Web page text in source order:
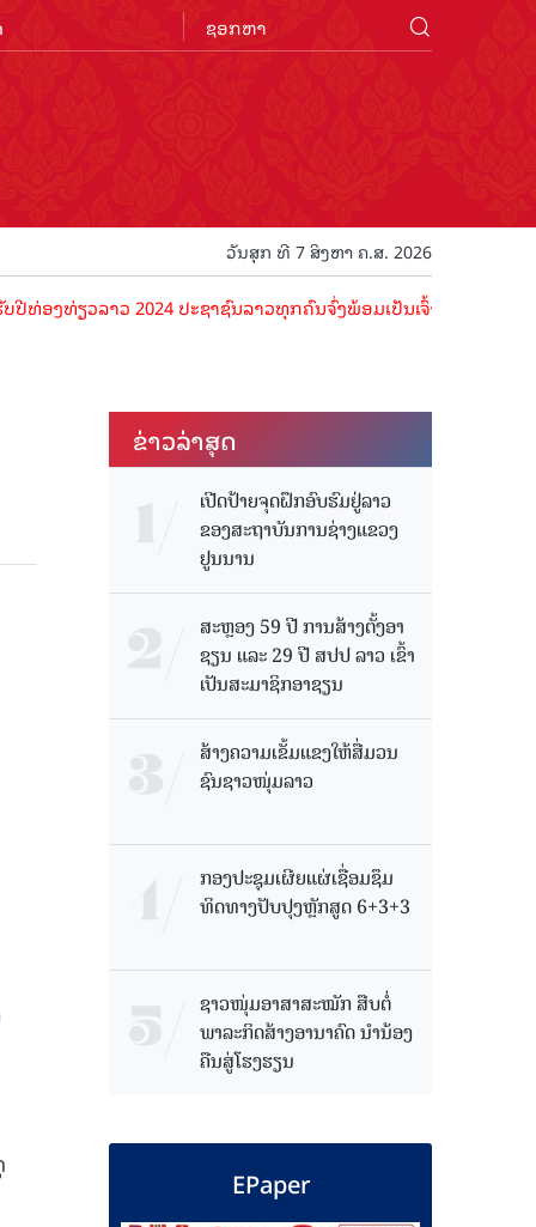
ວັນສຸກ ທີ 7 ສິງຫາ ຄ.ສ. 2026
ຽວລາວ 2024 ປະຊາຊົນລາວທຸກຄົນຈົ່ງພ້ອມເປັນເຈົ້າພາບທີ່ດີ ຕ້ອນຮັບນັ
ຂ່າວ​ລ່າ​ສຸດ
ເປີດປ້າຍຈຸດຝຶກອົບຮົມຢູ່ລາວ
ຂອງສະຖາບັນການຊ່າງແຂວງ
ຢູນນານ
ສະຫຼອງ 59 ປີ ການສ້າງຕັ້ງອາ
ຊຽນ ແລະ 29 ປີ ສປປ ລາວ ເຂົ້າ
ເປັນສະມາຊິກອາຊຽນ
ສ້າງຄວາມເຂັ້ມແຂງໃຫ້ສື່ມວນ
ຊົນຊາວໜຸ່ມລາວ
ກອງປະຊຸມເຜີຍແຜ່ເຊື່ອມຊຶມ
ທິດທາງປັບປຸງຫຼັກສູດ 6+3+3
ຊາວໜຸ່ມອາສາສະໝັກ ສືບຕໍ່
ພາລະກິດສ້າງອານາຄົດ ນໍານ້ອງ
ຄືນສູ່ໂຮງຮຽນ
EPaper